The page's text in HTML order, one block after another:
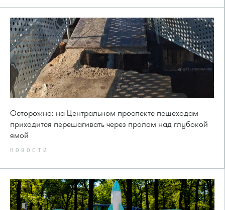
Осторожно: на Центральном проспекте пешеходам
приходится перешагивать через пролом над глубокой
ямой
НОВОСТИ